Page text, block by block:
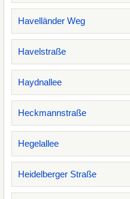
Havelländer Weg
Havelstraße
Haydnallee
Heckmannstraße
Hegelallee
Heidelberger Straße